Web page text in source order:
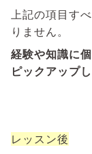
上記の項目す
りません。
経験や知識に
ピックアップ
レッスン後